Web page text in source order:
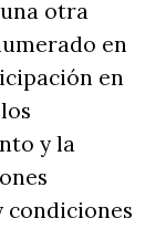
otra
en
en
y la
condiciones